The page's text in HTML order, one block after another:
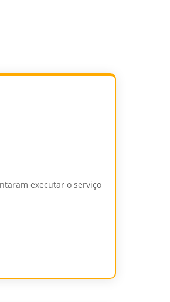
executar o serviço